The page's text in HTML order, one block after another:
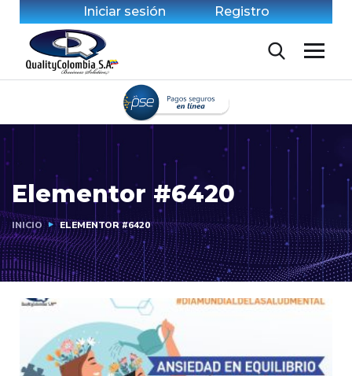
Iniciar sesión Registro
Elementor #6420
INICIO ELEMENTOR #6420